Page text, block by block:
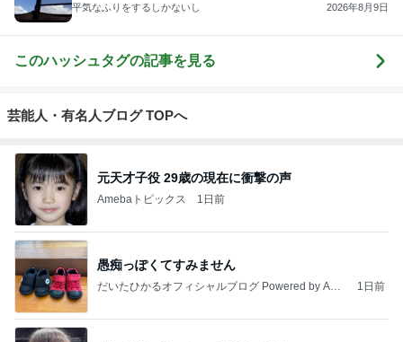
平気なふりをするしかないし 2026年8月9日
このハッシュタグの記事を見る
芸能人・有名人ブログ TOPへ
元天才子役 29歳の現在に衝撃の声
Amebaトピックス 1日前
愚痴っぽくてすみません
だいたひかるオフィシャルブログ Powered by Ame
1日前